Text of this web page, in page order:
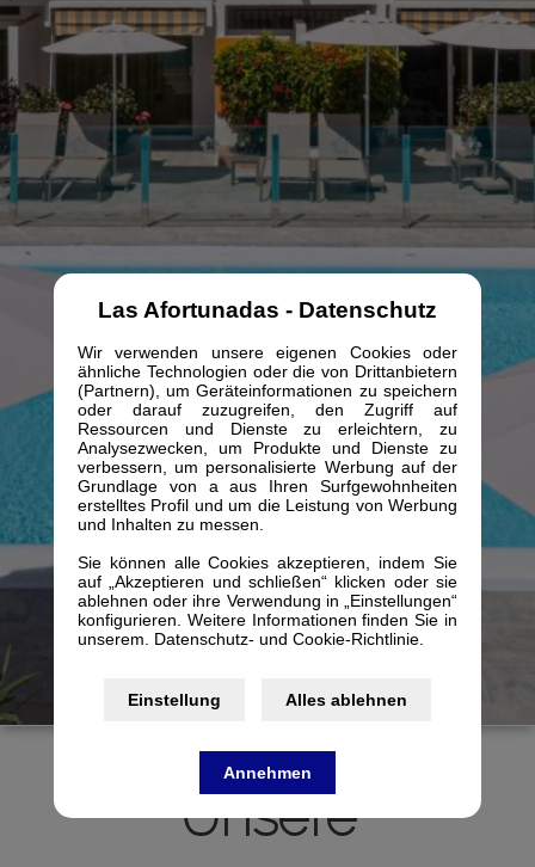
Las Afortunadas - Datenschutz
Wir verwenden unsere eigenen Cookies oder
ähnliche Technologien oder die von Drittanbietern
(Partnern), um Geräteinformationen zu speichern
oder darauf zuzugreifen, den Zugriff auf
Ressourcen und Dienste zu erleichtern, zu
Analysezwecken, um Produkte und Dienste zu
verbessern, um personalisierte Werbung auf der
Grundlage von a aus Ihren Surfgewohnheiten
erstelltes Profil und um die Leistung von Werbung
und Inhalten zu messen.
Sie können alle Cookies akzeptieren, indem Sie
auf „Akzeptieren und schließen“ klicken oder sie
ablehnen oder ihre Verwendung in „Einstellungen“
konfigurieren. Weitere Informationen finden Sie in
unserem. Datenschutz- und Cookie-Richtlinie.
Einstellung Alles ablehnen
Annehmen
Unsere